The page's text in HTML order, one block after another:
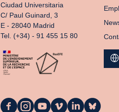
Ciudad Universitaria
C/ Paul Guinard, 3
E - 28040 Madrid
Tel. (+34) - 91 455 15 80
La La La La La La